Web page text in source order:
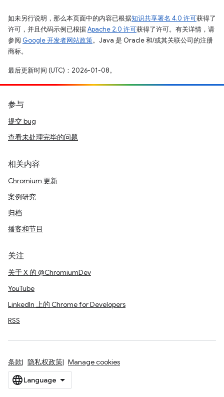
如未另行说明，那么本页面中的内容已根据知识共享署名 4.0 许可获得了
许可，并且代码示例已根据Apache 2.0 许可获得了许可。有关详情，请
参阅 Google 开发者网站政策。Java 是 Oracle 和/或其关联公司的注册
商标。
最后更新时间 (UTC)：2026-01-08。
参与
提交 bug
查看未处理完毕的问题
相关内容
Chromium 更新
案例研究
归档
播客和节目
关注
关于 X 的 @ChromiumDev
YouTube
LinkedIn 上的 Chrome for Developers
RSS
条款 隐私权政策 Manage cookies